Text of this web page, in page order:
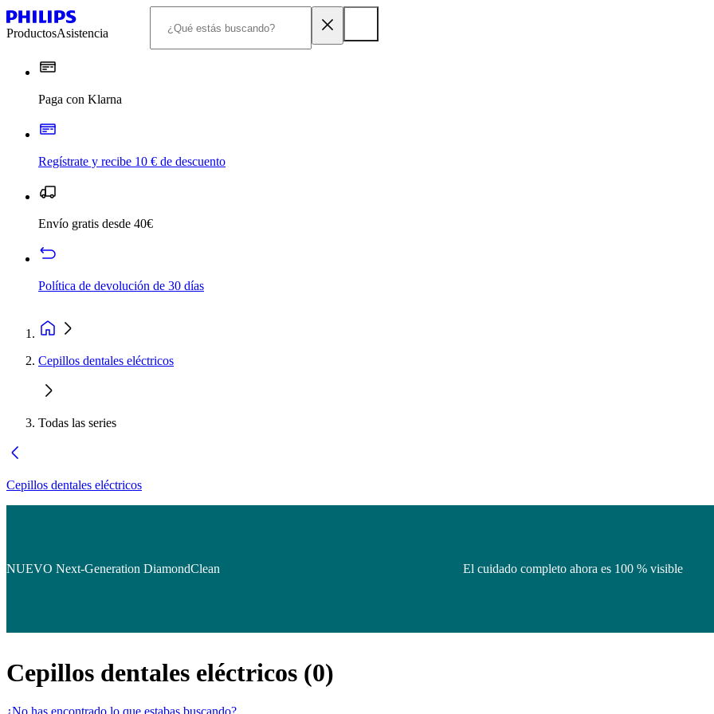
ProductosAsistencia
Paga con Klarna
Regístrate y recibe 10 € de descuento
Envío gratis desde 40€
Política de devolución de 30 días
Cepillos dentales eléctricos
Todas las series
Cepillos dentales eléctricos
NUEVO Next-Generation DiamondClean El cuidado completo ahora es 100 % visible
Cepillos dentales eléctricos (0)